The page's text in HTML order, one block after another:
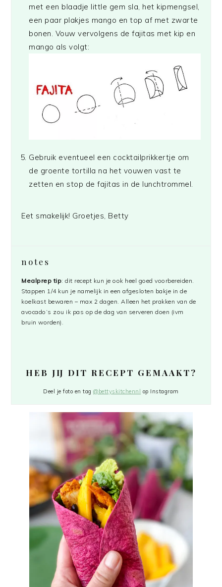
met een blaadje little gem sla, het kipmengsel,
een paar plakjes mango en top af met zwarte
bonen. Vouw vervolgens de fajitas met kip en
mango als volgt:
Gebruik eventueel een cocktailprikkertje om
de groente tortilla na het vouwen vast te
zetten en stop de fajitas in de lunchtrommel.
Eet smakelijk! Groetjes, Betty
notes
Mealprep tip: dit recept kun je ook heel goed voorbereiden.
Stappen 1/4 kun je namelijk in een afgesloten bakje in de
koelkast bewaren – max 2 dagen. Alleen het prakken van de
avocado’s zou ik pas op de dag van serveren doen (ivm
bruin worden).
HEB JIJ DIT RECEPT GEMAAKT?
Deel je foto en tag@bettyskitchennl op Instagram